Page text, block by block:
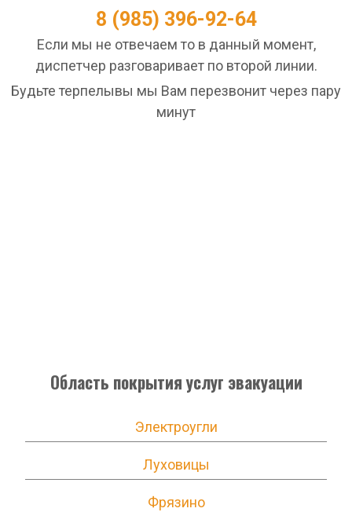
8 (985) 396-92-64
Если мы не отвечаем то в данный момент,
диспетчер разговаривает по второй линии.
Будьте терпелывы мы Вам перезвонит через пару
минут
Область покрытия услуг эвакуации
Электроугли
Луховицы
Фрязино